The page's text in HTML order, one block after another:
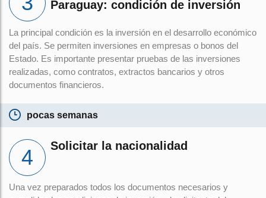
Paraguay: condición de inversión
La principal condición es la inversión en el desarrollo económico
del país. Se permiten inversiones en empresas o bonos del
Estado. Es importante presentar pruebas de las inversiones
realizadas, como contratos, extractos bancarios y otros
documentos financieros.
pocas semanas
Solicitar la nacionalidad
Una vez preparados todos los documentos necesarios y